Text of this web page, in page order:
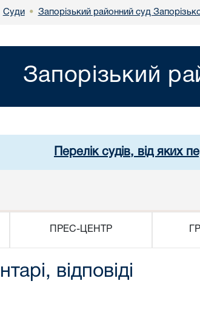
Суди • Запорізький районний суд
Запорізький
Перелік судів, від яких
ПРЕС-ЦЕНТР
відповіді